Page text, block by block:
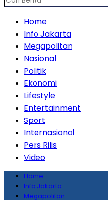
Home
Info Jakarta
Megapolitan
Nasional
Politik
Ekonomi
Lifestyle
Entertainment
Sport
Internasional
Pers Rilis
Video
Home
Info Jakarta
Megapolitan